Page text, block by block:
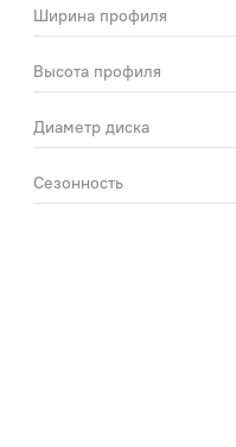
Ширина профиля
Высота профиля
Диаметр диска
Сезонность